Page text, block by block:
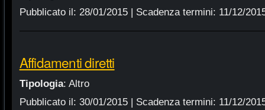
Pubblicato il: 28/01/2015| Scadenza termini: 11/12/
Affidamenti diretti
Tipologia: Altro
Pubblicato il: 30/01/2015| Scadenza termini: 11/12/